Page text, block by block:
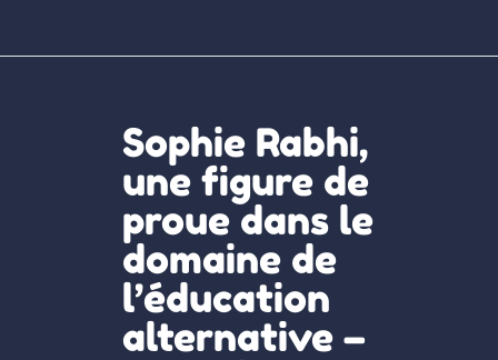
Sophie Rabhi,
une figure de
proue dans le
domaine de
l’éducation
alternative –